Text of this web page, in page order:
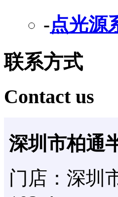
-点光源
联系方式
Contact us
深圳市柏通
门店：深圳